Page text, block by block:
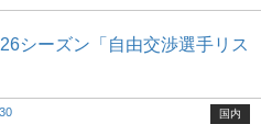
シーズン「自由交渉選手リス
国内